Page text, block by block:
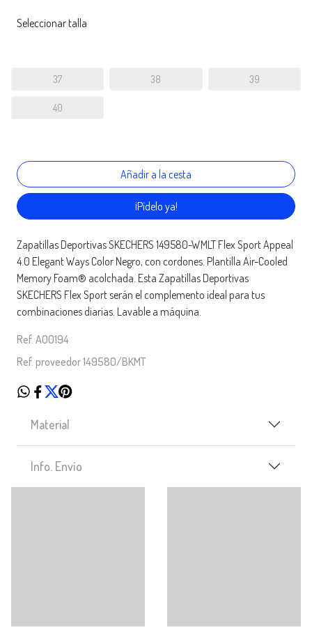
Seleccionar talla
37 38 39
40
¡Pídelo ya!
Zapatillas Deportivas SKECHERS 149580-WMLT Flex Sport Appeal
4.0 Elegant Ways Color Negro, con cordones. Plantilla Air-Cooled
Memory Foam® acolchada. Esta Zapatillas Deportivas
SKECHERS Flex Sport serán el complemento ideal para tus
combinaciones diarias. Lavable a máquina.
Ref. A00194
Ref. proveedor 149580/BKMT
Material
Info. Envío